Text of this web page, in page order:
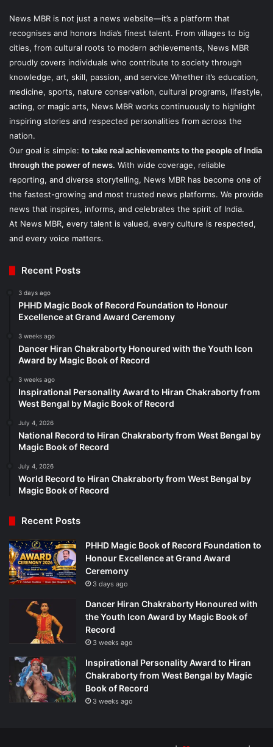
News MBR is not just a news website—it’s a platform that
recognises and honors India’s finest talent. From villages to big
cities, from cultural roots to modern achievements, News MBR
proudly covers individuals who contribute to society through
knowledge, art, skill, passion, and service.Whether it’s education,
medicine, sports, nature conservation, cultural programs, lifestyle,
acting, or magic arts, News MBR works continuously to highlight
inspiring stories and respected personalities from across the
nation.
Our goal is simple: to take real achievements to the people of India
through the power of news. With wide coverage, reliable
reporting, and diverse storytelling, News MBR has become one of
the fastest-growing and most trusted news platforms. We provide
news that inspires, informs, and celebrates the spirit of India.
At News MBR, every talent is valued, every culture is respected,
and every voice matters.
Recent Posts
3 days ago
PHHD Magic Book of Record Foundation to Honour
Excellence at Grand Award Ceremony
3 weeks ago
Dancer Hiran Chakraborty Honoured with the Youth Icon
Award by Magic Book of Record
3 weeks ago
Inspirational Personality Award to Hiran Chakraborty from
West Bengal by Magic Book of Record
July 4, 2026
National Record to Hiran Chakraborty from West Bengal by
Magic Book of Record
July 4, 2026
World Record to Hiran Chakraborty from West Bengal by
Magic Book of Record
Recent Posts
PHHD Magic Book of Record Foundation to
Honour Excellence at Grand Award
Ceremony
3 days ago
Dancer Hiran Chakraborty Honoured with
the Youth Icon Award by Magic Book of
Record
3 weeks ago
Inspirational Personality Award to Hiran
Chakraborty from West Bengal by Magic
Book of Record
3 weeks ago